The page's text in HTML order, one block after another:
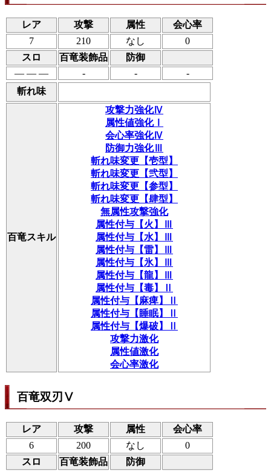
レア 攻撃 属性
会心率
7
210 なし
0
スロ
百竜装飾品
防御
― ― ―
- -
-
斬れ味
百竜スキル
攻撃力強化Ⅳ
属性値強化Ⅰ
会心率強化Ⅳ
防御力強化Ⅲ
斬れ味変更【壱型】
斬れ味変更【弐型】
斬れ味変更【参型】
斬れ味変更【肆型】
無属性攻撃強化
属性付与【火】Ⅲ
属性付与【水】Ⅲ
属性付与【雷】Ⅲ
属性付与【氷】Ⅲ
属性付与【龍】Ⅲ
属性付与【毒】Ⅱ
属性付与【麻痺】Ⅱ
属性付与【睡眠】Ⅱ
属性付与【爆破】Ⅱ
攻撃力激化
属性値激化
会心率激化
百竜双刃Ⅴ
レア 攻撃 属性
会心率
6
200 なし
0
スロ
百竜装飾品
防御